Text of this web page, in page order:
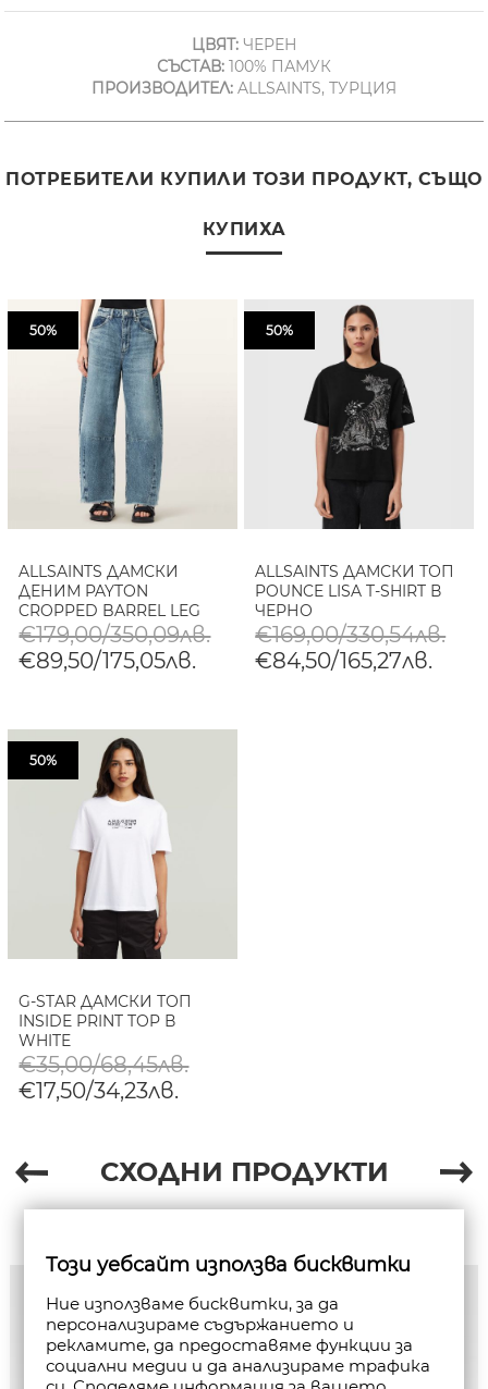
ЦВЯТ:ЧЕРЕН
СЪСТАВ: 100% ПАМУК
ПРОИЗВОДИТЕЛ: ALLSAINTS, ТУРЦИЯ
ПОТРЕБИТЕЛИ КУПИЛИ ТОЗИ ПРОДУКТ, СЪЩО
КУПИХА
50%
ALLSAINTS ДАМСКИ
ДЕНИМ PAYTON
CROPPED BARREL LEG
JEANS В СИНЬО
€179,00/350,09лв.
€89,50/175,05лв.
50%
ALLSAINTS ДАМСКИ ТОП
POUNCE LISA T-SHIRT В
ЧЕРНО
€169,00/330,54лв.
€84,50/165,27лв.
50%
G-STAR ДАМСКИ ТОП
INSIDE PRINT TOP В
WHITE
€35,00/68,45лв.
€17,50/34,23лв.
СХОДНИ ПРОДУКТИ
Този уебсайт използва бисквитки
Ние използваме бисквитки, за да
персонализираме съдържанието и
рекламите, да предоставяме функции за
социални медии и да анализираме трафика